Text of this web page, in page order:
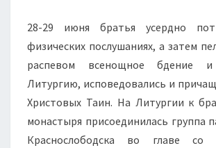
28-29 июня братья усердно
физических послушаниях, а затем
распевом всенощное бдение и
Литургию, исповедовались и
Христовых Таин. На Литургии к
монастыря присоединилась группа
Краснослободска во главе со